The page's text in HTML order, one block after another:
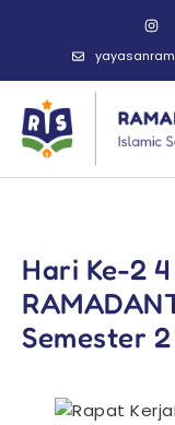
Hari Ke-2
Semester 2